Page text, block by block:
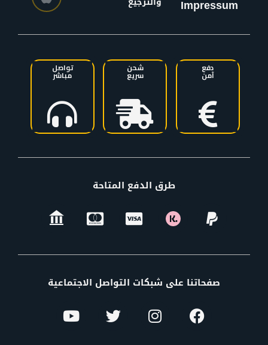
Impressum
دفع
آمن
شحن
سريع
تواصل
مباشر
طرق الدفع المتاحة
صفحاتنا على شبكات التواصل الاجتماعية